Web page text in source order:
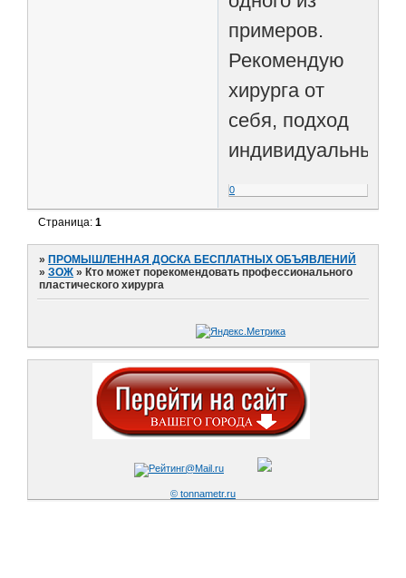
примеров.
Рекомендую
хирурга от
себя, подход
индивидуальный.
0
Страница:1
» ПРОМЫШЛЕННАЯ ДОСКА БЕСПЛАТНЫХ ОБЪЯВЛЕНИЙ
»ЗОЖ » Кто может порекомендовать профессионального
пластического хирурга
© tonnametr.ru